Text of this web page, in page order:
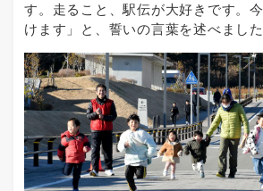
す。走ること、駅伝が大好きです。
けます」と、誓いの言葉を述べました